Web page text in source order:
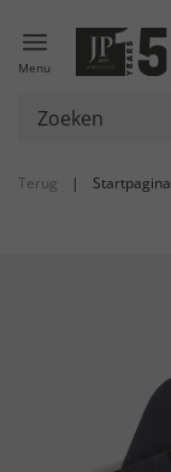
Menu
Terug | Startpagina